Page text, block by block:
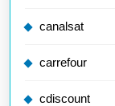
canalsat
carrefour
cdiscount